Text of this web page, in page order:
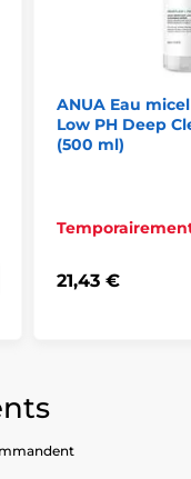
ANUA Eau
Low PH Deep
(500 ml)
21,43 €